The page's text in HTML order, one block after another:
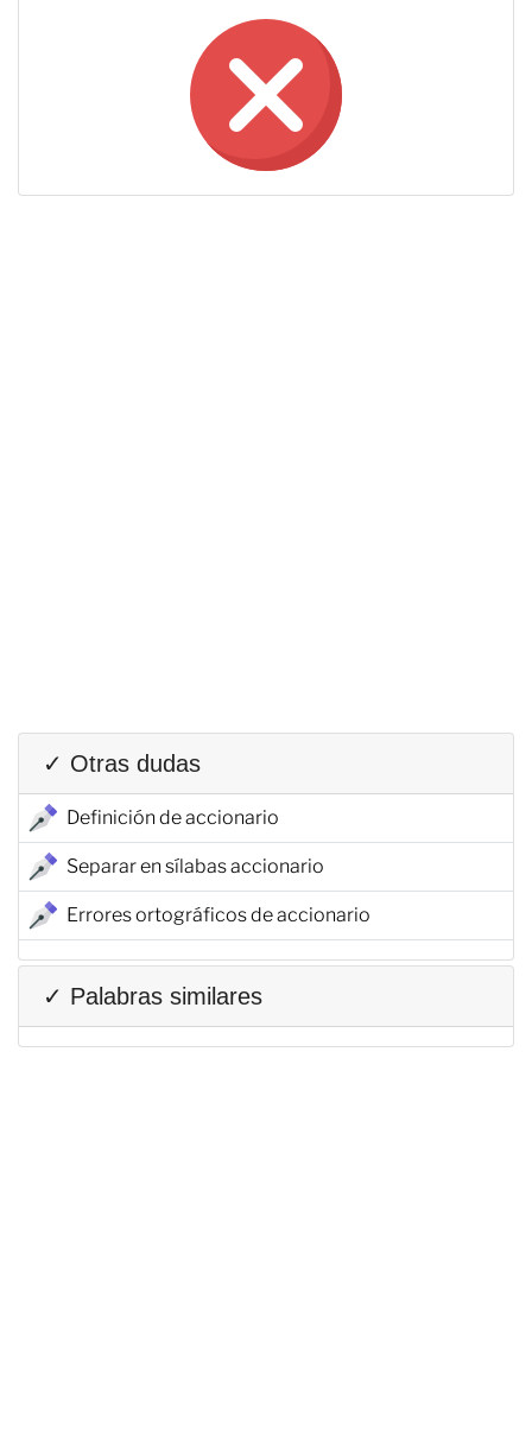
✓ Otras dudas
Definición de accionario
Separar en sílabas accionario
Errores ortográficos de accionario
✓ Palabras similares